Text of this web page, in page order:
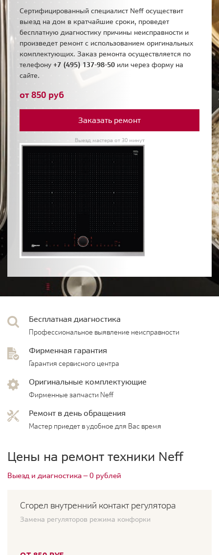
Сертифицированный специалист Neff осуществит
выезд на дом в кратчайшие сроки, проведет
бесплатную диагностику причины неисправности и
произведет ремонт с использованием оригинальных
комплектующих. Заказ ремонта осуществляется по
телефону +7 (495) 137-98-50 или через форму на
сайте.
от 850 руб
Заказать ремонт
Выезд мастера от 30 минут
Бесплатная диагностика
Профессиональное выявление неисправности
Фирменная гарантия
Гарантия сервисного центра
Оригинальные комплектующие
Фирменные запчасти Neff
Ремонт в день обращения
Мастер приедет в удобное для Вас время
Цены на ремонт техники Neff
Выезд и диагностика — 0 рублей
Сгорел внутренний контакт регулятора
Замена регуляторов режима конфорки